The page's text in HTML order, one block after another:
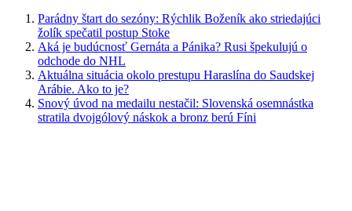
Parádny štart do sezóny: Rýchlik Boženík ako striedajúci
žolík spečatil postup Stoke
Aká je budúcnosť Gernáta a Pánika? Rusi špekulujú o
odchode do NHL
Aktuálna situácia okolo prestupu Haraslína do Saudskej
Arábie. Ako to je?
Snový úvod na medailu nestačil: Slovenská osemnástka
stratila dvojgólový náskok a bronz berú Fíni